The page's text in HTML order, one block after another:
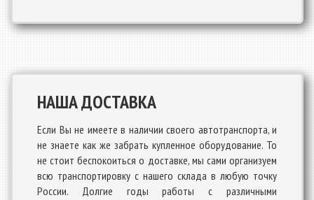
НАША ДОСТАВКА
Если Вы не имеете в наличии своего автотранспорта, и
не знаете как же забрать купленное оборудование. То
не стоит беспокоиться о доставке, мы сами организуем
всю транспортировку с нашего склада в любую точку
России. Долгие годы работы с различными